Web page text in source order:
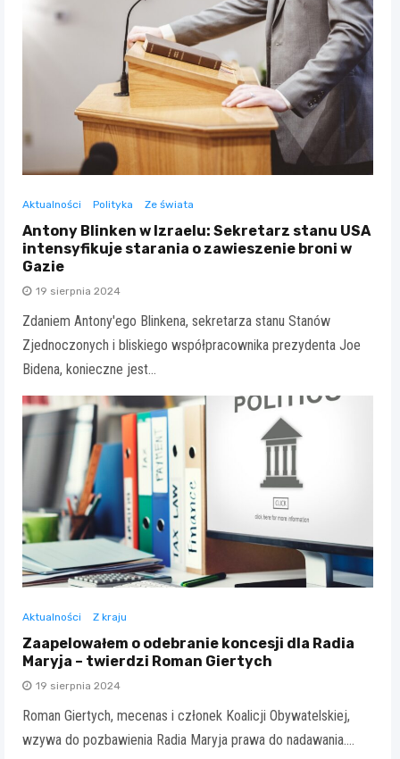
Aktualności Polityka Ze świata
Antony Blinken w Izraelu: Sekretarz stanu USA
intensyfikuje starania o zawieszenie broni w
Gazie
19 sierpnia 2024
Zdaniem Antony'ego Blinkena, sekretarza stanu Stanów
Zjednoczonych i bliskiego współpracownika prezydenta Joe
Bidena, konieczne jest…
Aktualności Z kraju
Zaapelowałem o odebranie koncesji dla Radia
Maryja – twierdzi Roman Giertych
19 sierpnia 2024
Roman Giertych, mecenas i członek Koalicji Obywatelskiej,
wzywa do pozbawienia Radia Maryja prawa do nadawania.…